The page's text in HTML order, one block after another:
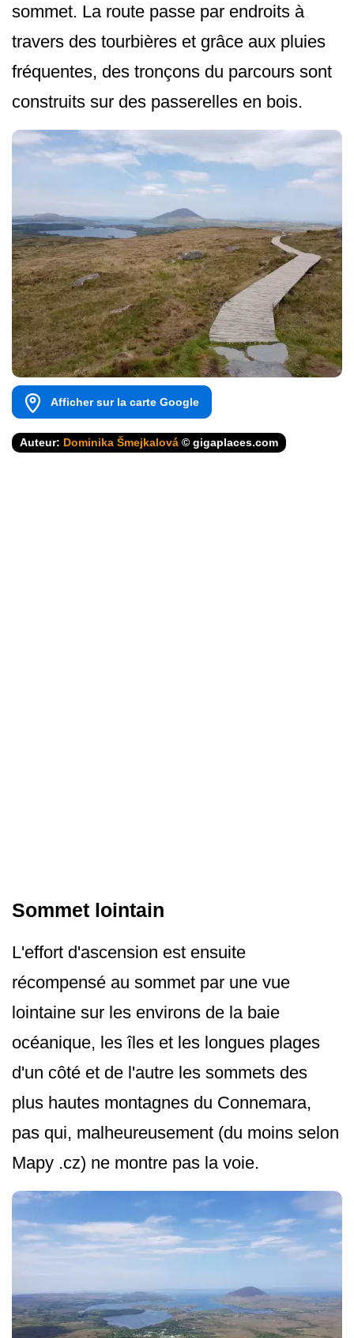
sommet. La route passe par endroits à
travers des tourbières et grâce aux pluies
fréquentes, des tronçons du parcours sont
construits sur des passerelles en bois.
Afficher sur la carte Google
Auteur: Dominika Šmejkalová © gigaplaces.com
Sommet lointain
L'effort d'ascension est ensuite
récompensé au sommet par une vue
lointaine sur les environs de la baie
océanique, les îles et les longues plages
d'un côté et de l'autre les sommets des
plus hautes montagnes du Connemara,
pas qui, malheureusement (du moins selon
Mapy .cz) ne montre pas la voie.